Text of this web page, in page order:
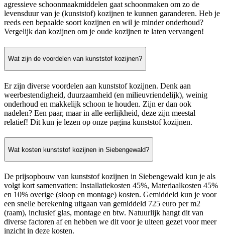
agressieve schoonmaakmiddelen gaat schoonmaken om zo de
levensduur van je (kunststof) kozijnen te kunnen garanderen. Heb je
reeds een bepaalde soort kozijnen en wil je minder onderhoud?
Vergelijk dan kozijnen om je oude kozijnen te laten vervangen!
Wat zijn de voordelen van kunststof kozijnen?
Er zijn diverse voordelen aan kunststof kozijnen. Denk aan
weerbestendigheid, duurzaamheid (en milieuvriendelijk), weinig
onderhoud en makkelijk schoon te houden. Zijn er dan ook
nadelen? Een paar, maar in alle eerlijkheid, deze zijn meestal
relatief! Dit kun je lezen op onze pagina kunststof kozijnen.
Wat kosten kunststof kozijnen in Siebengewald?
De prijsopbouw van kunststof kozijnen in Siebengewald kun je als
volgt kort samenvatten: Installatiekosten 45%, Materiaalkosten 45%
en 10% overige (sloop en montage) kosten. Gemiddeld kun je voor
een snelle berekening uitgaan van gemiddeld 725 euro per m2
(raam), inclusief glas, montage en btw. Natuurlijk hangt dit van
diverse factoren af en hebben we dit voor je uiteen gezet voor meer
inzicht in deze kosten.